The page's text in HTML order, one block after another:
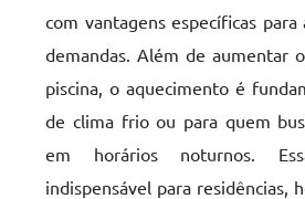
com vantagens específicas
demandas. Além de aumentar
piscina, o aquecimento é
de clima frio ou para quem
em horários noturnos.
indispensável para residências,